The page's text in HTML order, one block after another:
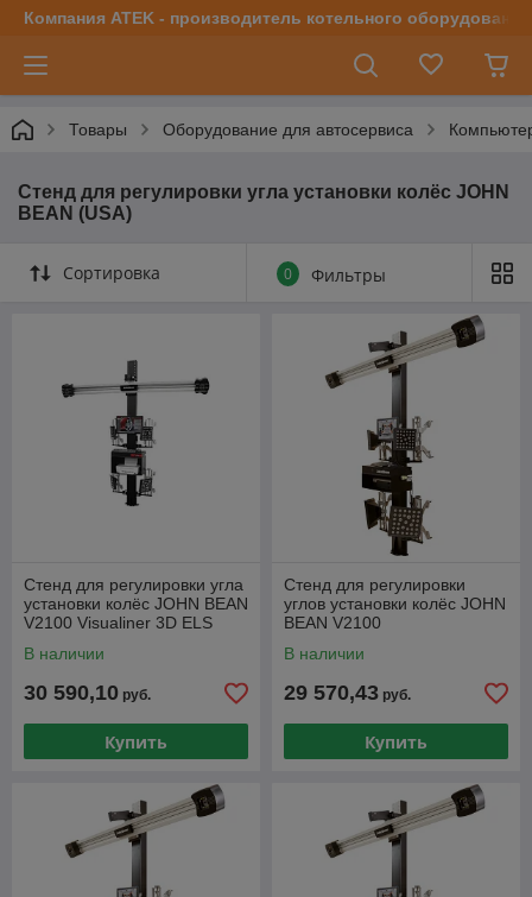
Компания ATEK - производитель котельного оборудования
Товары Оборудование для автосервиса
Стенд для регулировки угла установки колёс JOHN
BEAN (USA)
Сортировка 0 Фильтры
Стенд для регулировки угла
установки колёс JOHN BEAN
V2100 Visualiner 3D ELS
В наличии
30 590,10 руб.
Купить
Стенд для регулировки
углов установки колёс JOHN
BEAN V2100
В наличии
29 570,43 руб.
Купить